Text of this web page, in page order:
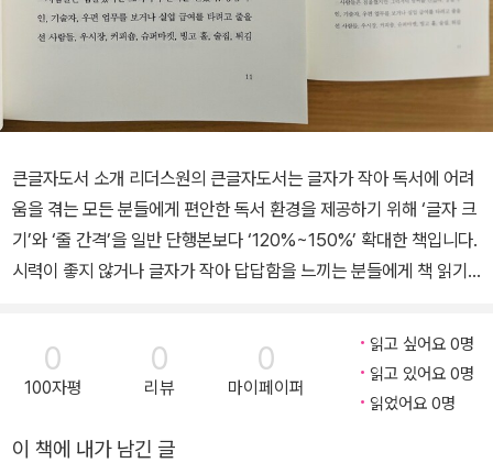
큰글자도서 소개 리더스원의 큰글자도서는 글자가 작아 독서에 어려
움을 겪는 모든 분들에게 편안한 독서 환경을 제공하기 위해 ‘글자 크
기’와 ‘줄 간격’을 일반 단행본보다 ‘120%~150%’ 확대한 책입니다.
시력이 좋지 않거나 글자가 작아 답답함을 느끼는 분들에게 책 읽기
는 자유인 조르바! 순수한 자유를 찾아 광산으로 떠난 두 남자의 유쾌
한 모험담 조르바에 비하면 다른 근대 소설 주인공들은 소화불량에
걸린 유령에 불과하다. - 타임 책장을 가득 메운 생생한 발상과 명쾌
인간 본성의 보다 밝은 면을 향한 흥미로운 탐험!《남풍》, 《캉디드》,
0
100자평
0
리뷰
0
마이페이퍼
읽고 싶어요 0명
읽고 있어요 0명
읽었어요 0명
이 책에 내가 남긴 글